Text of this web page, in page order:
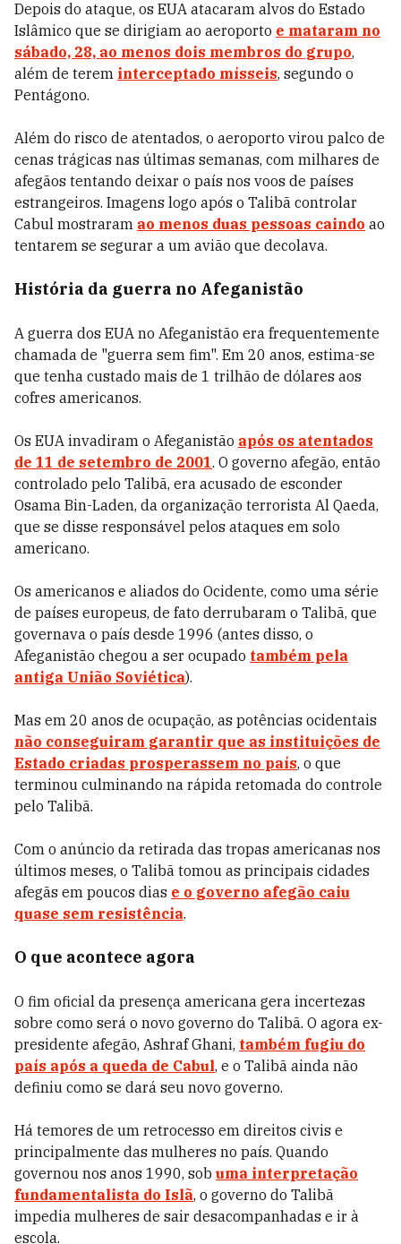
Depois do ataque, os EUA atacaram alvos do Estado
Islâmico que se dirigiam ao aeroporto e mataram no
sábado, 28, ao menos dois membros do grupo,
além de terem interceptado mísseis, segundo o
Pentágono.
Além do risco de atentados, o aeroporto virou palco de
cenas trágicas nas últimas semanas, com milhares de
afegãos tentando deixar o país nos voos de países
estrangeiros. Imagens logo após o Talibã controlar
Cabul mostraram ao menos duas pessoas caindo ao
tentarem se segurar a um avião que decolava.
História da guerra no Afeganistão
A guerra dos EUA no Afeganistão era frequentemente
chamada de "guerra sem fim". Em 20 anos, estima-se
que tenha custado mais de 1 trilhão de dólares aos
cofres americanos.
Os EUA invadiram o Afeganistão após os atentados
de 11 de setembro de 2001. O governo afegão, então
controlado pelo Talibã, era acusado de esconder
Osama Bin-Laden, da organização terrorista Al Qaeda,
que se disse responsável pelos ataques em solo
americano.
Os americanos e aliados do Ocidente, como uma série
de países europeus, de fato derrubaram o Talibã, que
governava o país desde 1996 (antes disso, o
Afeganistão chegou a ser ocupado também pela
antiga União Soviética).
Mas em 20 anos de ocupação, as potências ocidentais
não conseguiram garantir que as instituições de
Estado criadas prosperassem no país, o que
terminou culminando na rápida retomada do controle
pelo Talibã.
Com o anúncio da retirada das tropas americanas nos
últimos meses, o Talibã tomou as principais cidades
afegãs em poucos dias e o governo afegão caiu
quase sem resistência.
O que acontece agora
O fim oficial da presença americana gera incertezas
sobre como será o novo governo do Talibã. O agora ex-
presidente afegão, Ashraf Ghani, também fugiu do
país após a queda de Cabul, e o Talibã ainda não
definiu como se dará seu novo governo.
Há temores de um retrocesso em direitos civis e
principalmente das mulheres no país. Quando
governou nos anos 1990, sob uma interpretação
fundamentalista do Islã, o governo do Talibã
impedia mulheres de sair desacompanhadas e ir à
escola.